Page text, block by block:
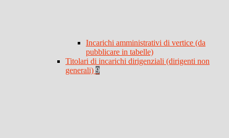
Incarichi amministrativi di vertice (da
pubblicare in tabelle)
Titolari di incarichi dirigenziali (dirigenti non
generali) 9